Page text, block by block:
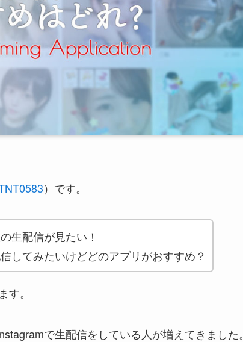
）です。
生配信が見たい！
してみたいけどどのアプリがおすすめ？
す。
で生配信をしている人が増えてきました。